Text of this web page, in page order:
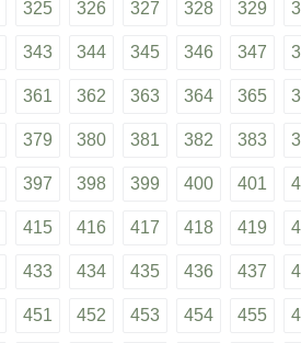
325 326 327 328 329
343 344 345 346 347
361 362 363 364 365
379 380 381 382 383
397 398 399 400 401
415 416 417 418 419
433 434 435 436 437
451 452 453 454 455